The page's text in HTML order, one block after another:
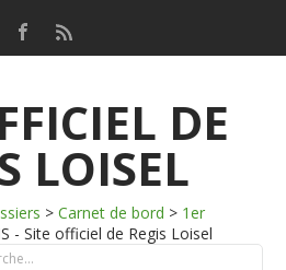
DE
LOISEL
> Carnet de bord > 1er
- Site officiel de Regis Loisel